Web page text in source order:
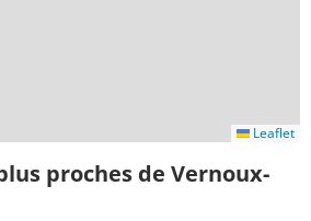
Leaflet
proches de Vernoux-